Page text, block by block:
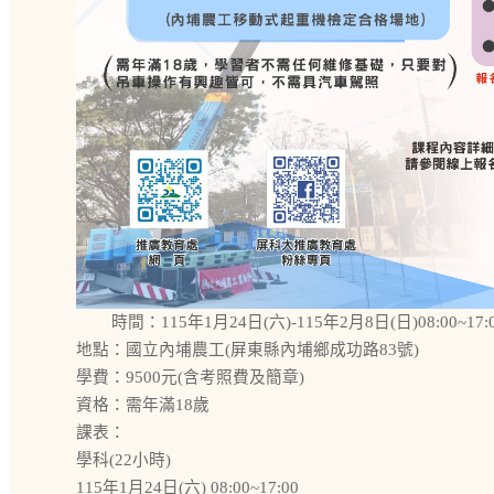
時間：115年1月24日(六)-115年2月8日(日
地點：國立內埔農工(屏東縣內埔鄉成功路83號)
學費：9500元(含考照費及簡章)
資格：需年滿18歲
課表：
學科(22小時)
115年1月24日(六) 08:00~17:00